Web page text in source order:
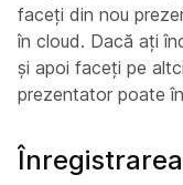
faceți din nou
în cloud. Dacă ați
și apoi faceți pe
prezentator poate